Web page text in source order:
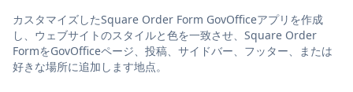
カスタマイズしたSquare Order Form GovOfficeアプリを作成
し、ウェブサイトのスタイルと色を一致させ、Square Order
FormをGovOfficeページ、投稿、サイドバー、フッター、または
好きな場所に追加します地点。